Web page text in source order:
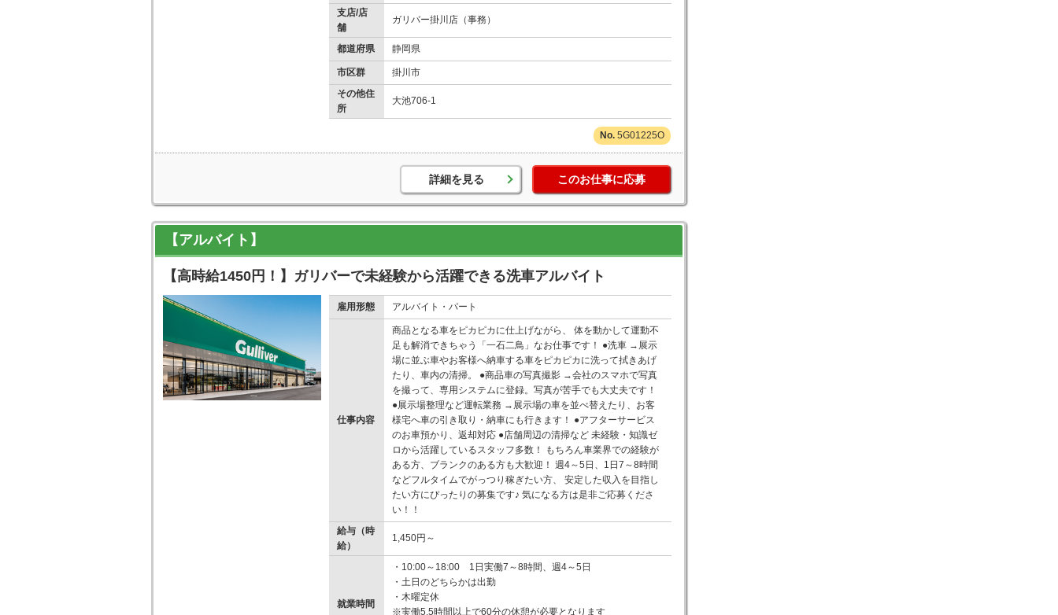
支店/店
舗
ガリバー掛川店（事務）
都道府県 静岡県
市区群
掛川市
その他住
所
大池706-1
5G01225O
詳細を見る このお仕事に応募
【アルバイト】
【高時給1450円！】ガリバーで未経験から活躍できる洗車アルバイト
雇用形態 アルバイト・パート
仕事内容
商品となる車をピカピカに仕上げながら、 体を動かして運動不
足も解消できちゃう「一石二鳥」なお仕事です！ ●洗車 →展示
場に並ぶ車やお客様へ納車する車をピカピカに洗って拭きあげ
たり、車内の清掃。 ●商品車の写真撮影 →会社のスマホで写真
を撮って、専用システムに登録。写真が苦手でも大丈夫です！
●展示場整理など運転業務 →展示場の車を並べ替えたり、お客
様宅へ車の引き取り・納車にも行きます！ ●アフターサービス
のお車預かり、返却対応 ●店舗周辺の清掃など 未経験・知識ゼ
ロから活躍しているスタッフ多数！ もちろん車業界での経験が
ある方、ブランクのある方も大歓迎！ 週4～5日、1日7～8時間
などフルタイムでがっつり稼ぎたい方、 安定した収入を目指し
たい方にぴったりの募集です♪ 気になる方は是非ご応募くださ
い！！
給与（時
給）
1,450円～
就業時間
・10:00～18:00 1日実働7～8時間、週4～5日
・土日のどちらかは出勤
・木曜定休
※実働5.5時間以上で60分の休憩が必要となります